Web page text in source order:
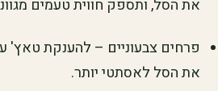
את הסל, ותספק חווית טעמים
פרחים צבעוניים – להענקת טאץ'
את הסל לאסתטי יותר.